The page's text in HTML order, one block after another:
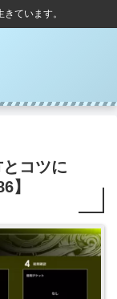
ています。
コツに
】